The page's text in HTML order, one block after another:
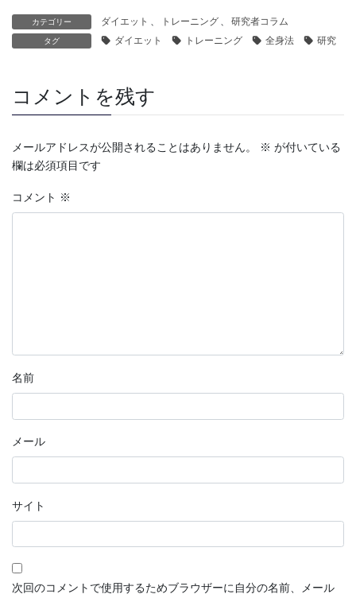
カテゴリー ダイエット トレーニング 研究者コラム
タグ ダイエット トレーニング 全身法 研究
コメントを残す
メールアドレスが公開されることはありません。 ※ が付いている
欄は必須項目です
コメント ※
名前
メール
サイト
次回のコメントで使用するためブラウザーに自分の名前、メール